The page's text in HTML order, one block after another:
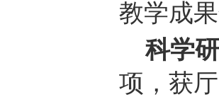
教学成
科学
项，获